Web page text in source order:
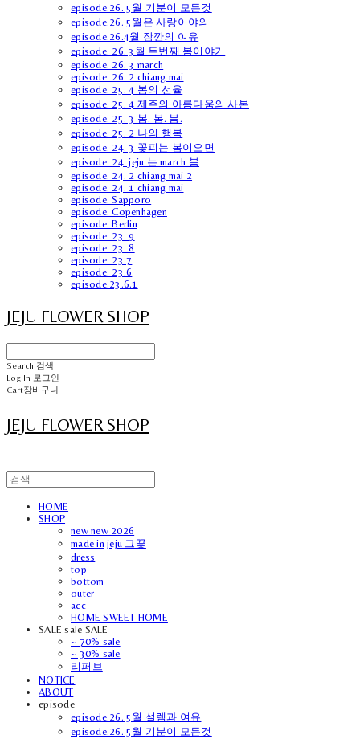
episode.26. 5월 기분이 모든것
episode.26. 5월은 사랑이야의
episode.26.4월 잠깐의 여유
episode. 26. 3월 두번째 봄이야기
episode. 26. 3 march
episode. 26. 2 chiang mai
episode. 25. 4 봄의 선율
episode. 25. 4 제주의 아름다움의 사본
episode. 25. 3 봄. 봄. 봄.
episode. 25. 2 나의 행복
episode. 24. 3 꽃피는 봄이오면
episode. 24. jeju 는 march 봄
episode. 24. 2 chiang mai 2
episode. 24. 1 chiang mai
episode. Sapporo
episode. Copenhagen
episode. Berlin
episode. 23. 9
episode. 23. 8
episode. 23.7
episode. 23.6
episode.23.6.1
JEJU FLOWER SHOP
Search 검색
Log In 로그인
Cart장바구니
JEJU FLOWER SHOP
HOME
SHOP
new new 2026
made in jeju 그꽃
dress
top
bottom
outer
acc
HOME SWEET HOME
SALE sale SALE
~ 70% sale
~ 30% sale
리퍼브
NOTICE
ABOUT
episode
episode.26. 5월 설렘과 여유
episode.26. 5월 기분이 모든것